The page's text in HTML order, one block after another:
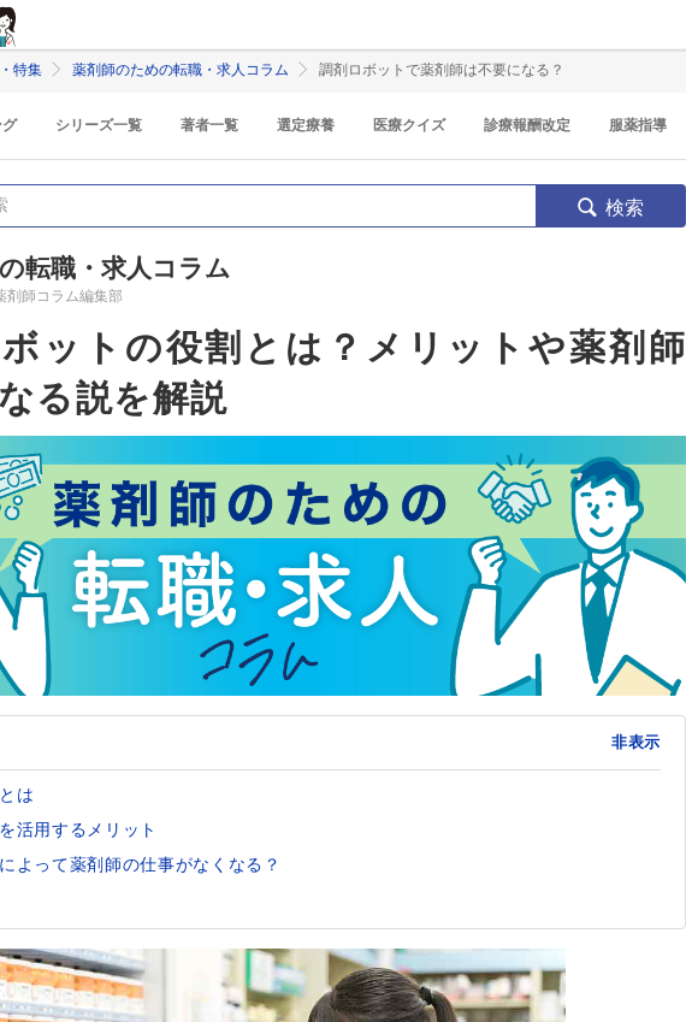
特集 薬剤師のための転職・求人コラム 調剤ロボットで薬剤師は不要になる？
グ シリーズ一覧 著者一覧 選定療養 医療クイズ 診療報酬改定 服薬指導
検索
転職・求人コラム
剤師コラム編集部
ボットの役割とは？メリットや薬剤師
る説を解説
非表示
は
活用するメリット
よって薬剤師の仕事がなくなる？